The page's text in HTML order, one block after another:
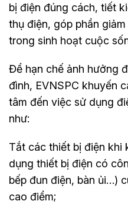
bị điện đúng cách, tiết
thụ điện, góp phần
trong sinh hoạt cuộc
Để hạn chế ảnh hưởng
đình, EVNSPC khuyến
tâm đến việc sử dụng
như:
Tắt các thiết bị điện khi
dụng thiết bị điện có
bếp đun điện, bàn ủi…)
cao điểm;